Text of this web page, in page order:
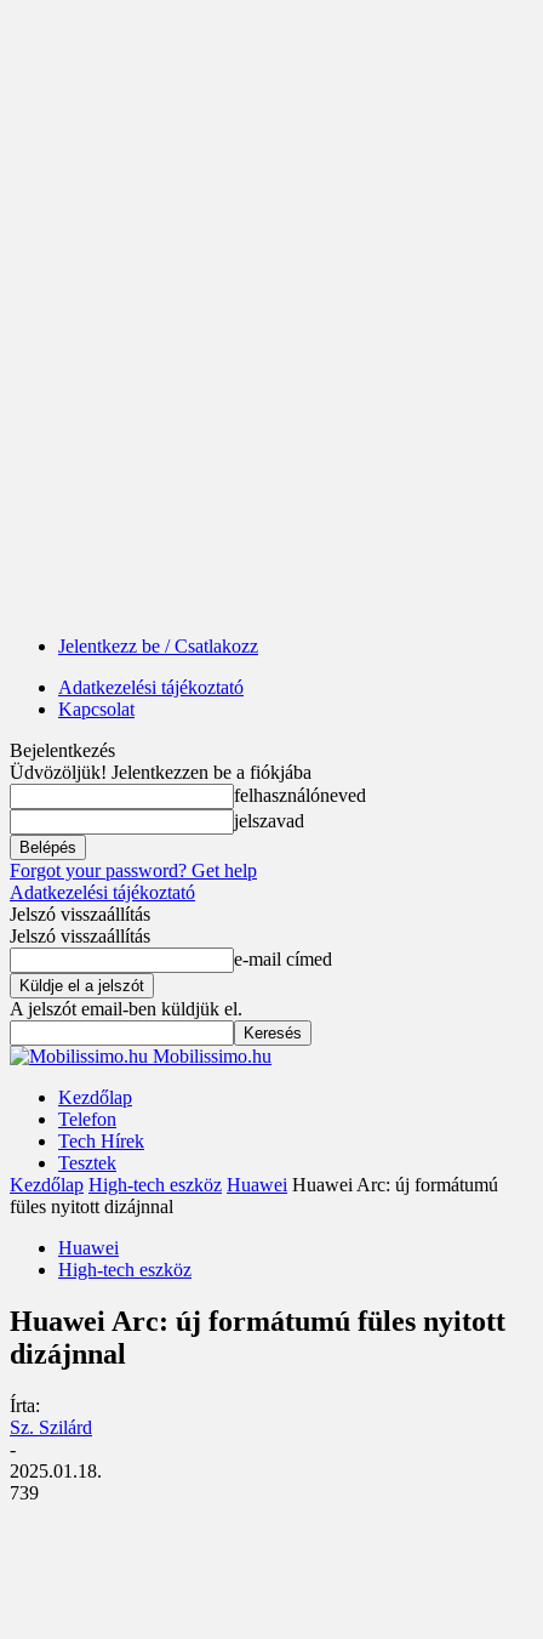
Jelentkezz be / Csatlakozz
Adatkezelési tájékoztató
Kapcsolat
Bejelentkezés
Üdvözöljük! Jelentkezzen be a fiókjába
felhasználóneved
jelszavad
Forgot your password? Get help
Adatkezelési tájékoztató
Jelszó visszaállítás
Jelszó visszaállítás
e-mail címed
A jelszót email-ben küldjük el.
Mobilissimo.hu
Kezdőlap
Telefon
Tech Hírek
Tesztek
Kezdőlap High-tech eszköz Huawei Huawei Arc: új formátumú
füles nyitott dizájnnal
Huawei
High-tech eszköz
Huawei Arc: új formátumú füles nyitott
dizájnnal
Írta:
Sz. Szilárd
-
2025.01.18.
739